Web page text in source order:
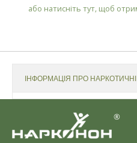
або натисніть тут, щоб
ІНФОРМАЦІЯ ПРО
®